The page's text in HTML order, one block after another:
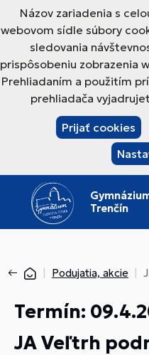
Názov zariadenia s
webovom sídle súbory
sledovania
prispôsobeniu zobrazenia
Prehliadaním a použitím
prehliadača
Prijať cookies
Trenčín
Podujatia, akcie
Termín:
JA Veľtrh